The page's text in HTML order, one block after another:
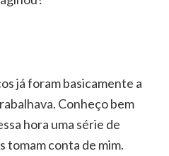
já foram basicamente a
Conheço bem
hora uma série de
tomam conta de mim.